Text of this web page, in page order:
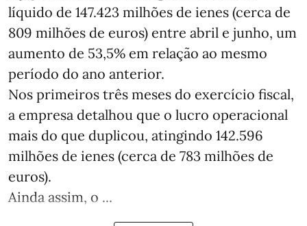
líquido de 147.423 milhões de ienes (cerca de
809 milhões de euros) entre abril e junho, um
aumento de 53,5% em relação ao mesmo
período do ano anterior.
Nos primeiros três meses do exercício fiscal,
a empresa detalhou que o lucro operacional
mais do que duplicou, atingindo 142.596
milhões de ienes (cerca de 783 milhões de
euros).
Ainda assim, o ...